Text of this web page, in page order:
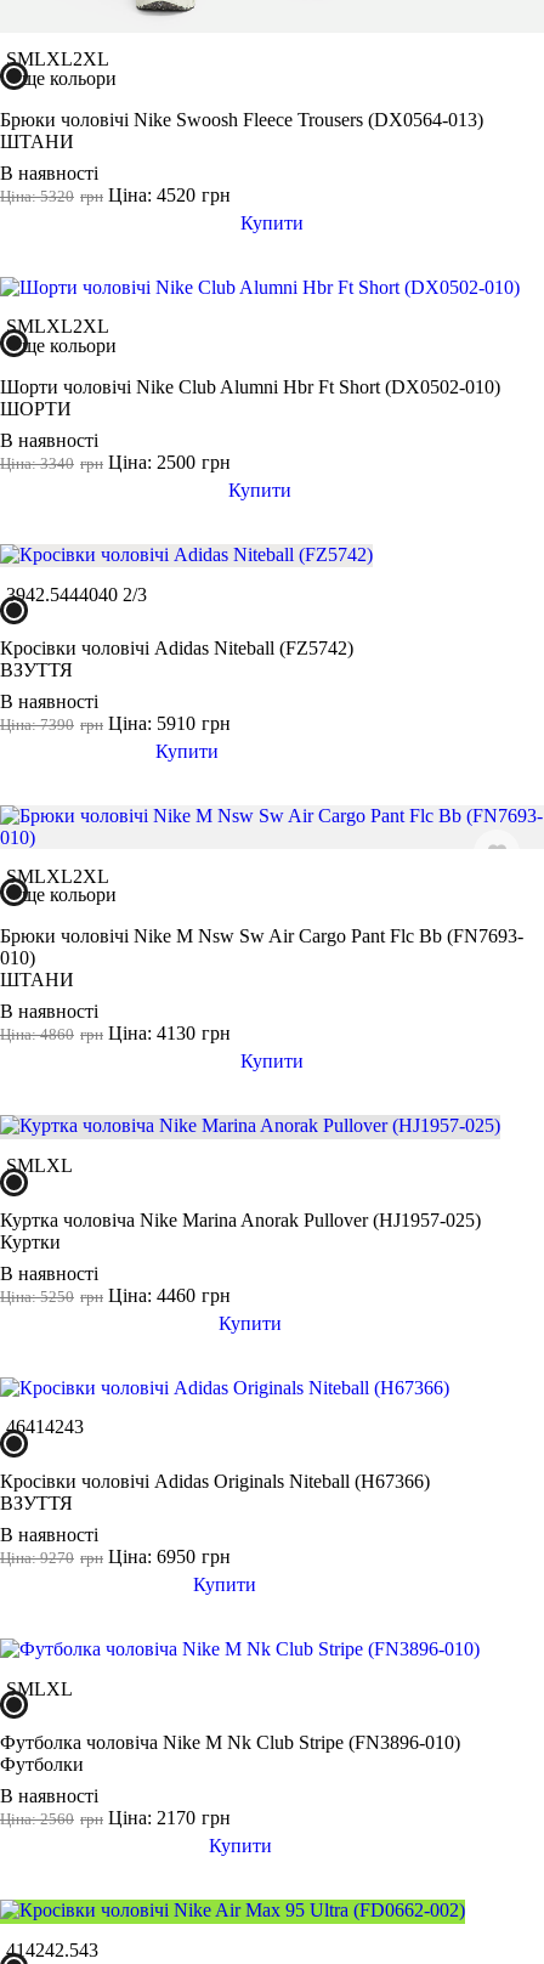
SMLXL2XL
ще кольори
Брюки чоловічі Nike Swoosh Fleece Trousers (DX0564-013)
ШТАНИ
В наявності
грн
Ціна: 5320 грн
Ціна: 4520
Купити
SMLXL2XL
ще кольори
Шорти чоловічі Nike Club Alumni Hbr Ft Short (DX0502-010)
ШОРТИ
В наявності
грн
Ціна: 3340 грн
Ціна: 2500
Купити
3942.5444040 2/3
Кросівки чоловічі Adidas Niteball (FZ5742)
ВЗУТТЯ
В наявності
грн
Ціна: 7390 грн
Ціна: 5910
Купити
SMLXL2XL
ще кольори
Брюки чоловічі Nike M Nsw Sw Air Cargo Pant Flc Bb (FN7693-
010)
ШТАНИ
В наявності
грн
Ціна: 4860 грн
Ціна: 4130
Купити
SMLXL
Куртка чоловіча Nike Marina Anorak Pullover (HJ1957-025)
Куртки
В наявності
грн
Ціна: 5250 грн
Ціна: 4460
Купити
46414243
Кросівки чоловічі Adidas Originals Niteball (H67366)
ВЗУТТЯ
В наявності
грн
Ціна: 9270 грн
Ціна: 6950
Купити
SMLXL
Футболка чоловіча Nike M Nk Club Stripe (FN3896-010)
Футболки
В наявності
грн
Ціна: 2560 грн
Ціна: 2170
Купити
414242.543